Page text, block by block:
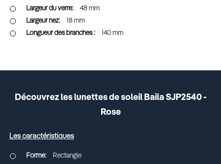
48 mm
18 mm
140 mm
Découvrez les lunettes de soleil Baila SJP2540 -
Rose
Les caractéristiques
Rectangle